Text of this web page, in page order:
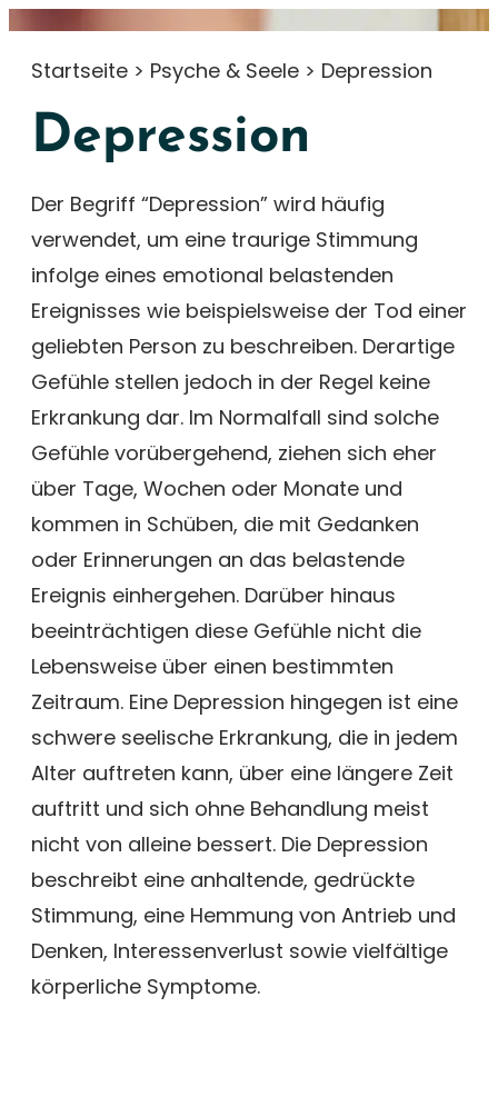
Startseite > Psyche & Seele > Depression
Depression
Der Begriff “Depression” wird häufig
verwendet, um eine traurige Stimmung
infolge eines emotional belastenden
Ereignisses wie beispielsweise der Tod einer
geliebten Person zu beschreiben. Derartige
Gefühle stellen jedoch in der Regel keine
Erkrankung dar. Im Normalfall sind solche
Gefühle vorübergehend, ziehen sich eher
über Tage, Wochen oder Monate und
kommen in Schüben, die mit Gedanken
oder Erinnerungen an das belastende
Ereignis einhergehen. Darüber hinaus
beeinträchtigen diese Gefühle nicht die
Lebensweise über einen bestimmten
Zeitraum. Eine Depression hingegen ist eine
schwere seelische Erkrankung, die in jedem
Alter auftreten kann, über eine längere Zeit
auftritt und sich ohne Behandlung meist
nicht von alleine bessert. Die Depression
beschreibt eine anhaltende, gedrückte
Stimmung, eine Hemmung von Antrieb und
Denken, Interessenverlust sowie vielfältige
körperliche Symptome.